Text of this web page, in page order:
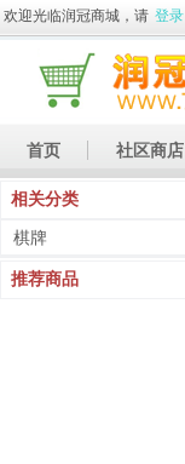
欢迎光临润冠商城，请 登录
首页 社区商店
休闲娱乐
相关分类
棋牌
推荐商品